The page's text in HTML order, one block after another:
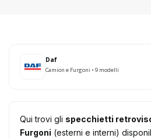
Daf
Camion e Furgoni • 9 modelli
Qui trovi gli specchietti
Furgoni (esterni e interni)